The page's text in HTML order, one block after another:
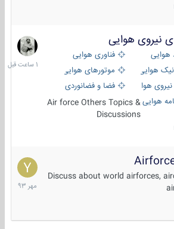
هوایی
فناوری هوایی
هوایی
موتورهای هوایی
هوایی
فضا و فضانوردی
هواییAir force Others Topics &
Discussions
1
ساعت
قبل
Discuss about world airforces,
15
مهر
1393